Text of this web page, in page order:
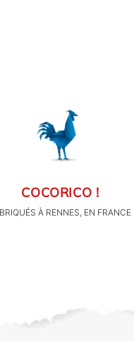
COCORICO !
À RENNES, EN FRANCE